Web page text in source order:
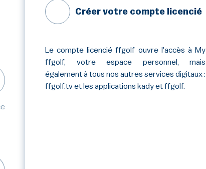
Créer votre compte licencié
Le compte licencié ffgolf ouvre l'accès à My
ffgolf, votre espace personnel, mais
également à tous nos autres services digitaux :
ffgolf.tv et les applications kady et ffgolf.